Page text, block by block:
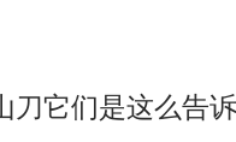
刀它们是这么告